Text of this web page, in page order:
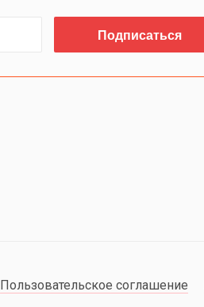
Пользовательское соглашение